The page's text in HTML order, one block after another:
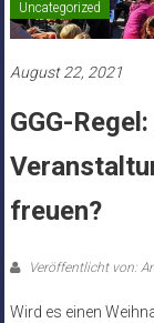
Uncategorized
August 22, 2021
GGG-
freuen?
Veröffentlicht von:
Wird es einen